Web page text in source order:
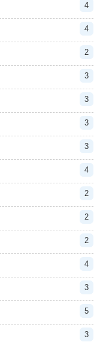
4
4
2
3
3
3
3
4
2
2
2
4
3
5
3